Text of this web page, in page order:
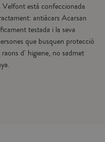
està confeccionada
antiàcars Acarsan
testada i la seva
que busquen protecció
d' higiene, no sadmet